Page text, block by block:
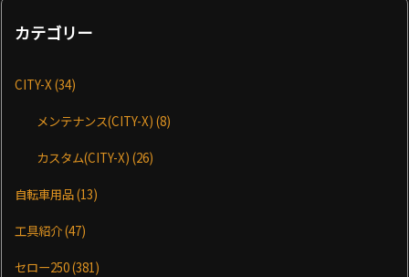
カテゴリー
CITY-X (34)
メンテナンス(CITY-X)(8)
カスタム(CITY-X)(26)
自転車用品(13)
工具紹介(47)
セロー250(381)